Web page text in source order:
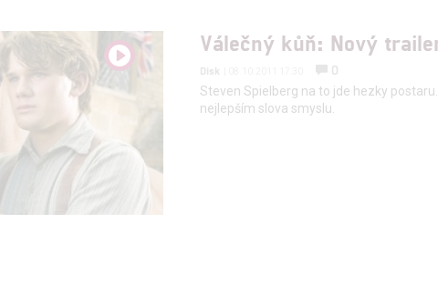
Válečný kůň: Nový
Disk
0
Steven Spielberg na to jde hezky
nejlepším slova smyslu.